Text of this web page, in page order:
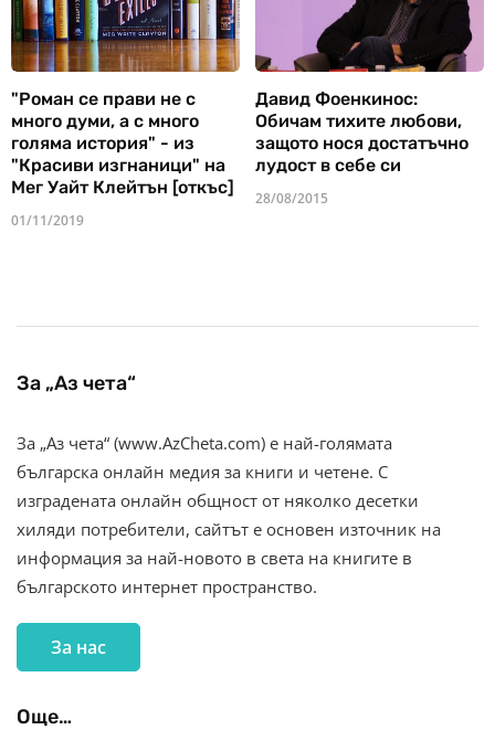
"Роман се прави не с
много думи, а с много
голяма история" - из
"Красиви изгнаници" на
Мег Уайт Клейтън [откъс]
01/11/2019
Давид Фоенкинос:
Обичам тихите любови,
защото нося достатъчно
лудост в себе си
28/08/2015
За „Аз чета“
За „Аз чета“ (www.AzCheta.com) е най-голямата
българска онлайн медия за книги и четене. С
изградената онлайн общност от няколко десетки
хиляди потребители, сайтът е основен източник на
информация за най-новото в света на книгите в
българското интернет пространство.
За нас
Още…